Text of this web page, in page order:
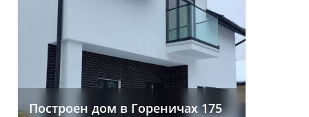
Построен дом в Гореничах 175